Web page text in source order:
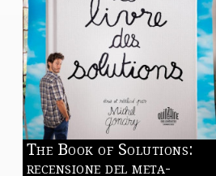
The Book of Solutions:
recensione del meta-